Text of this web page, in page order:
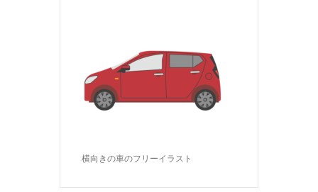
横向きの車のフリーイラスト